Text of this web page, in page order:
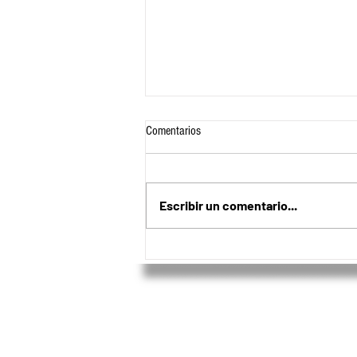
deportistas del año
Comentarios
Escribir un comentario...